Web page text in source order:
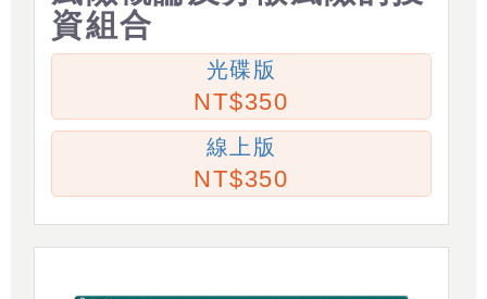
資組合
光碟版
350
線上版
350